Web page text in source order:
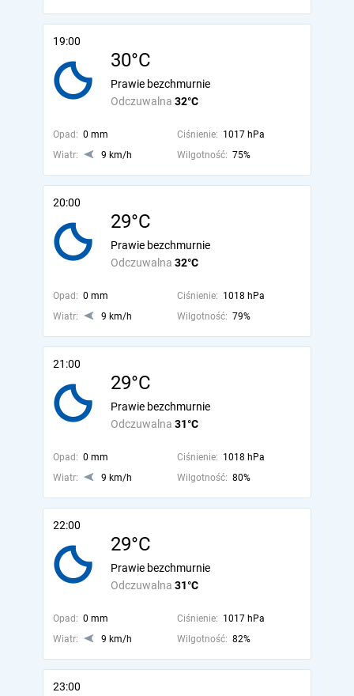
19:00
30°C
Odczuwalna 32°C
Prawie bezchmurnie
Opad: 0 mm Ciśnienie: 1017 hPa
Wiatr:
9 km/h Wilgotność: 75%
20:00
29°C
Odczuwalna 32°C
Prawie bezchmurnie
Opad: 0 mm Ciśnienie: 1018 hPa
Wiatr:
9 km/h Wilgotność: 79%
21:00
29°C
Odczuwalna 31°C
Prawie bezchmurnie
Opad: 0 mm Ciśnienie: 1018 hPa
Wiatr:
9 km/h Wilgotność: 80%
22:00
29°C
Odczuwalna 31°C
Prawie bezchmurnie
Opad: 0 mm Ciśnienie: 1017 hPa
Wiatr:
9 km/h Wilgotność: 82%
23:00